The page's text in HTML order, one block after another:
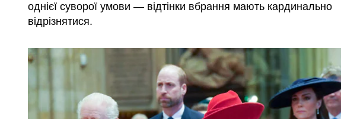
однієї суворої умови — відтінки вбрання мають кардинально
відрізнятися.